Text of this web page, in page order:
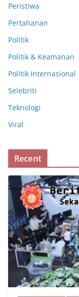
Peristiwa
Pertahanan
Politik
Politik & Keamanan
Politik Internasional
Selebriti
Teknologi
Viral
Recent